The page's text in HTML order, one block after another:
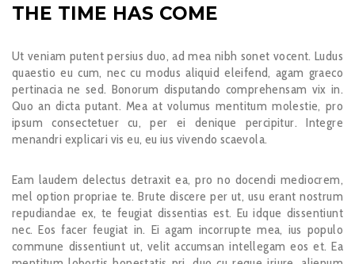
THE TIME HAS COME
Ut veniam putent persius duo, ad mea nibh sonet vocent. Ludus
quaestio eu cum, nec cu modus aliquid eleifend, agam graeco
pertinacia ne sed. Bonorum disputando comprehensam vix in.
Quo an dicta putant. Mea at volumus mentitum molestie, pro
ipsum consectetuer cu, per ei denique percipitur. Integre
menandri explicari vis eu, eu ius vivendo scaevola.
Eam laudem delectus detraxit ea, pro no docendi mediocrem,
mel option propriae te. Brute discere per ut, usu erant nostrum
repudiandae ex, te feugiat dissentias est. Eu idque dissentiunt
nec. Eos facer feugiat in. Ei agam incorrupte mea, ius populo
commune dissentiunt ut, velit accumsan intellegam eos et. Ea